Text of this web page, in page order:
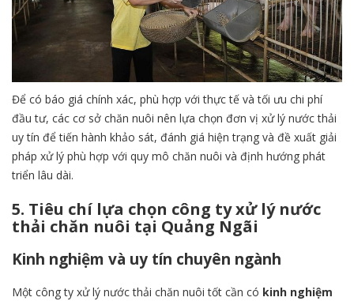
Để có báo giá chính xác, phù hợp với thực tế và tối ưu chi phí
đầu tư, các cơ sở chăn nuôi nên lựa chọn đơn vị xử lý nước thải
uy tín để tiến hành khảo sát, đánh giá hiện trạng và đề xuất giải
pháp xử lý phù hợp với quy mô chăn nuôi và định hướng phát
triển lâu dài.
5. Tiêu chí lựa chọn công ty xử lý nước
thải chăn nuôi tại Quảng Ngãi
Kinh nghiệm và uy tín chuyên ngành
Một công ty xử lý nước thải chăn nuôi tốt cần có kinh nghiệm